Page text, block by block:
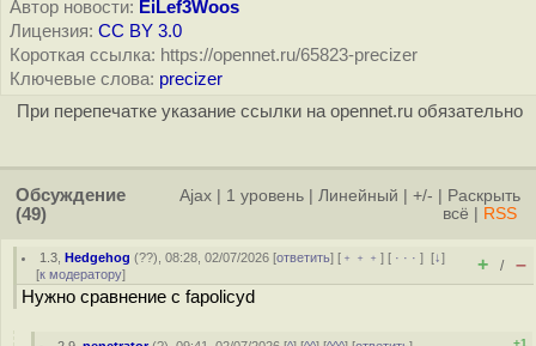
Автор новости: EiLef3Woos
Лицензия: CC BY 3.0
Короткая ссылка: https://opennet.ru/65823-precizer
Ключевые слова: precizer
При перепечатке указание ссылки на opennet.ru обязательно
Обсуждение
(49)
Ajax 1 уровень Линейный +/-
Раскрыть
всё
RSS
1.3 ,Hedgehog (??), 08:28, 02/07/2026 [ответить] [ ﹢﹢﹢] [ · · ·][↓]
[к модератору] + / –
Нужно сравнение с fapolicyd
+1